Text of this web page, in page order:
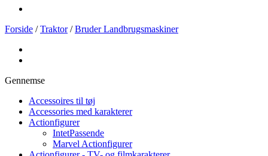
Forside / Traktor / Bruder Landbrugsmaskiner
Gennemse
Accessoires til tøj
Accessories med karakterer
Actionfigurer
IntetPassende
Marvel Actionfigurer